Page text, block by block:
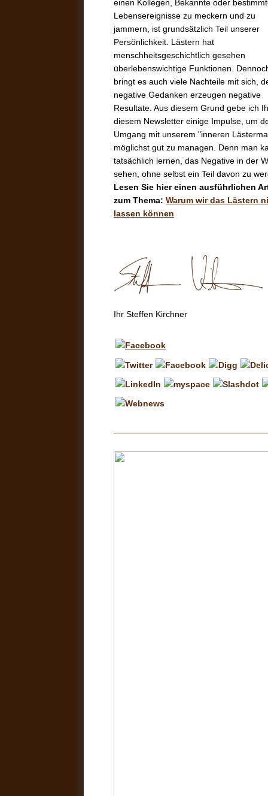
einen Kollegen, Bekannte oder
Lebensereignisse zu meckern und zu
jammern, ist grundsätzlich Teil unserer
Persönlichkeit. Lästern hat
menschheitsgeschichtlich gesehen
überlebenswichtige Funktionen.
bringt es auch viele Nachteile mit sich,
negative Gedanken erzeugen negative
Resultate. Aus diesem Grund gebe ich
diesem Newsletter einige Impulse, um
Umgang mit unserem "inneren
möglichst gut zu managen. Denn man
tatsächlich lernen, das Negative in der
sehen, ohne selbst ein Teil davon zu
Lesen Sie hier einen ausführlichen
zum Thema: Warum wir das Lästern
lassen können
Ihr Steffen Kirchner